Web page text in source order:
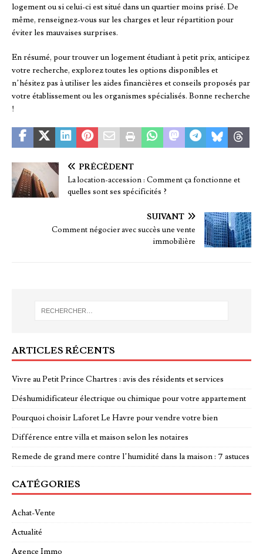
logement ou si celui-ci est situé dans un quartier moins prisé. De
même, renseignez-vous sur les charges et leur répartition pour
éviter les mauvaises surprises.
En résumé, pour trouver un logement étudiant à petit prix, anticipez
votre recherche, explorez toutes les options disponibles et
n’hésitez pas à utiliser les aides financières et conseils proposés par
votre établissement ou les organismes spécialisés. Bonne recherche
!
PRÉCÉDENT
La location-accession : Comment ça fonctionne et
quelles sont ses spécificités ?
SUIVANT
Comment négocier avec succès une vente
immobilière
ARTICLES RÉCENTS
Vivre au Petit Prince Chartres : avis des résidents et services
Déshumidificateur électrique ou chimique pour votre appartement
Pourquoi choisir Laforet Le Havre pour vendre votre bien
Différence entre villa et maison selon les notaires
Remede de grand mere contre l’humidité dans la maison : 7 astuces
CATÉGORIES
Achat-Vente
Actualité
Agence Immo